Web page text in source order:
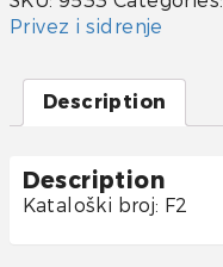
Privez i sidrenje
Description
Description
Kataloški broj: F2